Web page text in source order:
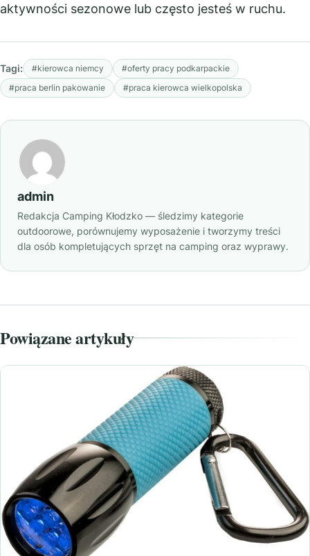
aktywności sezonowe lub często jesteś w ruchu.
Tagi: #kierowca niemcy
#oferty pracy podkarpackie
#praca berlin pakowanie
#praca kierowca wielkopolska
admin
Redakcja Camping Kłodzko — śledzimy kategorie
outdoorowe, porównujemy wyposażenie i tworzymy treści
dla osób kompletujących sprzęt na camping oraz wyprawy.
Powiązane artykuły